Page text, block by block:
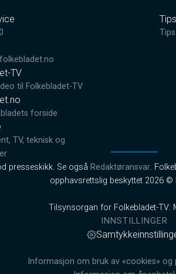
TV
til Folkebladet-TV
forside
TV, teknisk og
presseskikk. Se også Redaktøransvar.
opphavsrettslig beskyttet 2026 ©
Tilsynsorgan for Folkebladet-TV:
INNSTILLINGER
Informasjon om bruk av «cookies» og